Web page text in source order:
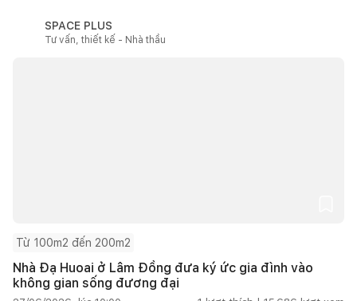
SPACE PLUS
Tư vấn, thiết kế - Nhà thầu
Từ 100m2 đến 200m2
Nhà Đạ Huoai ở Lâm Đồng đưa ký ức gia đình vào
không gian sống đương đại